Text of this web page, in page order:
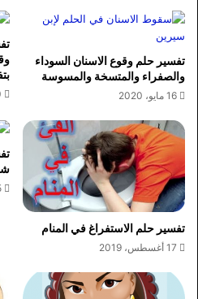
تفسير حلم وقوع الاسنان السوداء
والصفراء والمتسخة والمسوسة
16 مايو، 2020
تفسير حلم الاستفراغ في المنام
17 أغسطس، 2019